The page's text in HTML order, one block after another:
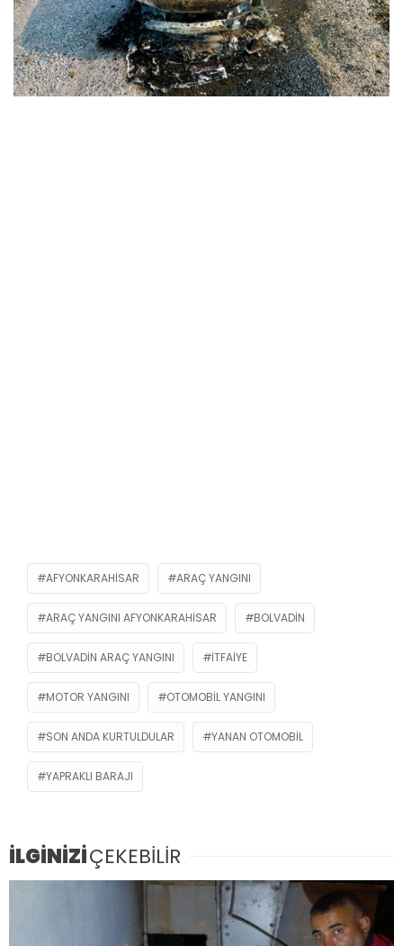
AFYONKARAHISAR ARAÇ YANGINI
ARAÇ YANGINI AFYONKARAHISAR BOLVADIN
BOLVADIN ARAÇ YANGINI ITFAIYE
MOTOR YANGINI OTOMOBIL YANGINI
SON ANDA KURTULDULAR YANAN OTOMOBIL
YAPRAKLI BARAJI
İLGİNİZİÇEKEBİLİR